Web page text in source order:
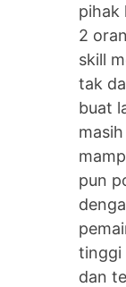
pihak
2
skill
tak
buat
pun
tinggi
dan